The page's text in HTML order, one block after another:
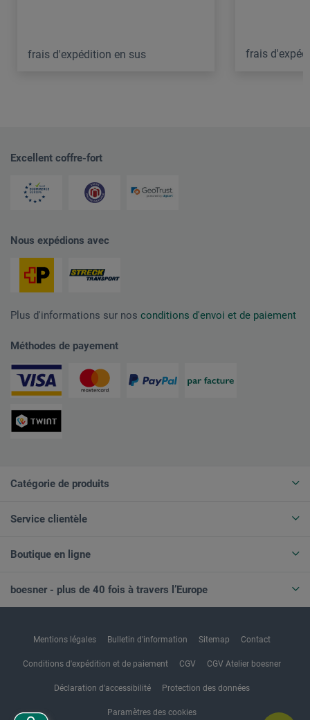
frais d'expédition en sus frais
Excellent coffre-fort
Nous expédions avec
Plus d'informations sur nos conditions d'envoi et de paiement
Méthodes de payement
Catégorie de produits
Service clientèle
Boutique en ligne
boesner - plus de 40 fois à travers l’Europe
Mentions légales Bulletin d'information Sitemap Contact
Conditions d'expédition et de paiement CGV CGV Atelier boesner
Déclaration d'accessibilité Protection des données
Paramètres des cookies